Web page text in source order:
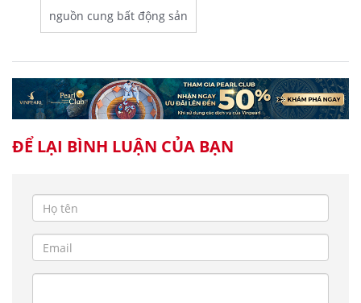
nguồn cung bất động sản
ĐỂ LẠI BÌNH LUẬN CỦA BẠN